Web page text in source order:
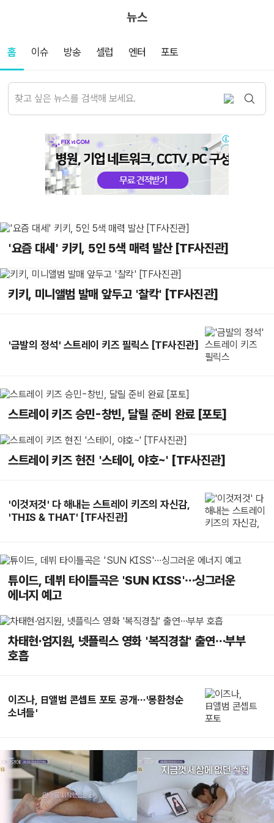
뉴스
홈 이슈 방송 셀럽 엔터 포토
'요즘 대세' 키키, 5인 5색 매력 발산 [TF사진관]
키키, 미니앨범 발매 앞두고 '찰칵' [TF사진관]
'금발의 정석' 스트레이 키즈 필릭스 [TF사진관]
스트레이 키즈 승민-창빈, 달릴 준비 완료 [포토]
스트레이 키즈 현진 '스테이, 야호~' [TF사진관]
'이것저것' 다 해내는 스트레이 키즈의 자신감,
'THIS & THAT' [TF사진관]
튜이드, 데뷔 타이틀곡은 'SUN KISS'…싱그러운
에너지 예고
차태현·엄지원, 넷플릭스 영화 '복직경찰' 출연…부부
호흡
이즈나, 日앨범 콘셉트 포토 공개…'몽환청순
소녀들'